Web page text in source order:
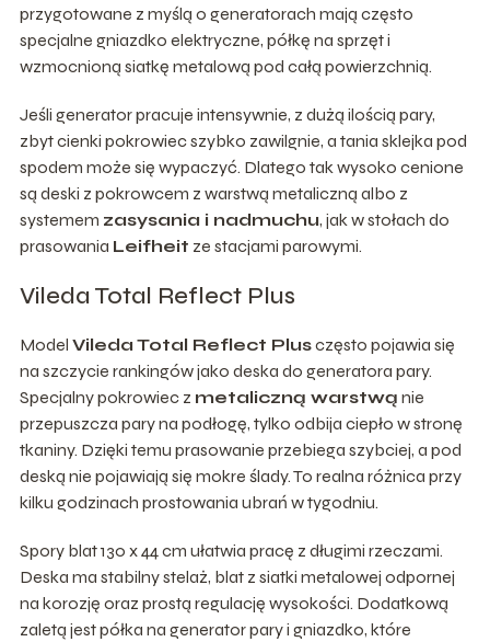
przygotowane z myślą o generatorach mają często
specjalne gniazdko elektryczne, półkę na sprzęt i
wzmocnioną siatkę metalową pod całą powierzchnią.
Jeśli generator pracuje intensywnie, z dużą ilością pary,
zbyt cienki pokrowiec szybko zawilgnie, a tania sklejka pod
spodem może się wypaczyć. Dlatego tak wysoko cenione
są deski z pokrowcem z warstwą metaliczną albo z
systemem zasysania i nadmuchu, jak w stołach do
prasowania Leifheit ze stacjami parowymi.
Vileda Total Reflect Plus
Model Vileda Total Reflect Plusczęsto pojawia się
na szczycie rankingów jako deska do generatora pary.
Specjalny pokrowiec z metaliczną warstwą nie
przepuszcza pary na podłogę, tylko odbija ciepło w stronę
tkaniny. Dzięki temu prasowanie przebiega szybciej, a pod
deską nie pojawiają się mokre ślady. To realna różnica przy
kilku godzinach prostowania ubrań w tygodniu.
Spory blat 130 x 44 cm ułatwia pracę z długimi rzeczami.
Deska ma stabilny stelaż, blat z siatki metalowej odpornej
na korozję oraz prostą regulację wysokości. Dodatkową
zaletą jest półka na generator pary i gniazdko, które